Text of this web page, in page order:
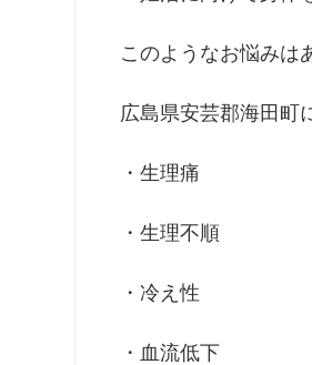
このようなお悩みは
広島県安芸郡海田町
・生理痛
・生理不順
・冷え性
・血流低下